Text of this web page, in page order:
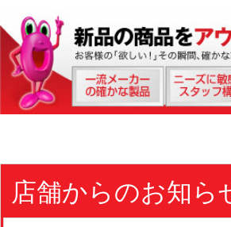
店舗からのお知ら